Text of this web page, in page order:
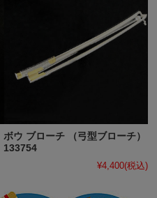
ボウ ブローチ （弓型ブローチ）
133754
¥4,400(税込)